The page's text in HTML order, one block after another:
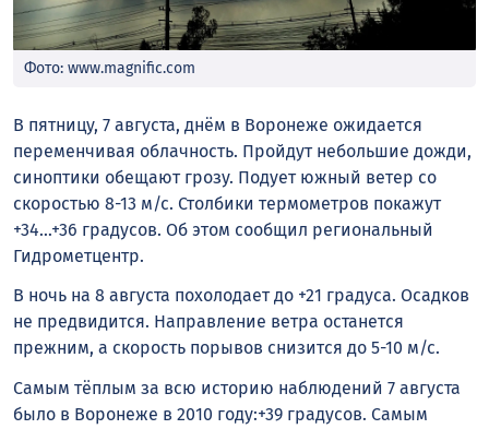
Фото: www.magnific.com
В пятницу, 7 августа, днём в Воронеже ожидается
переменчивая облачность. Пройдут небольшие дожди,
синоптики обещают грозу. Подует южный ветер со
скоростью 8-13 м/с. Столбики термометров покажут
+34…+36 градусов. Об этом сообщил региональный
Гидрометцентр.
В ночь на 8 августа похолодает до +21 градуса. Осадков
не предвидится. Направление ветра останется
прежним, а скорость порывов снизится до 5-10 м/с.
Самым тёплым за всю историю наблюдений 7 августа
было в Воронеже в 2010 году:+39 градусов. Самым